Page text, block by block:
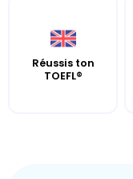
Réussis ton
TOEFL®